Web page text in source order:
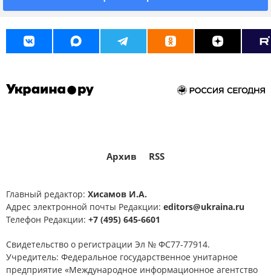
Эксклюзив
Архив RSS
Главный редактор: Хисамов И.А.
Адрес электронной почты Редакции: editors@ukraina.ru
Телефон Редакции: +7 (495) 645-6601
Свидетельство о регистрации Эл № ФС77-77914.
Учредитель: Федеральное государственное унитарное
предприятие «Международное информационное агентство